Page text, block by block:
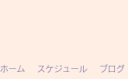
ホーム スケジュール ブログ